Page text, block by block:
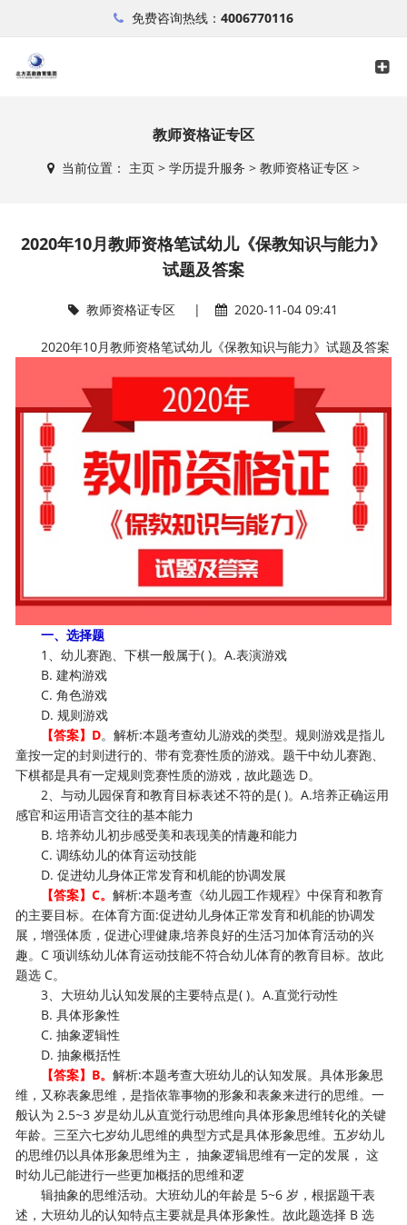
免费咨询热线： 4006770116
教师资格证专区
当前位置： 主页> 学历提升服务 > 教师资格证专区>
2020年10月教师资格笔试幼儿《保教知识与能力》
试题及答案
教师资格证专区 | 2020-11-04 09:41
2020年10月教师资格笔试幼儿《保教知识与能力》试题及答案
一、选择题
1、幼儿赛跑、下棋一般属于( )。A.表演游戏
B. 建构游戏
C. 角色游戏
D. 规则游戏
【答案】D。解析:本题考查幼儿游戏的类型。规则游戏是指儿
童按一定的封则进行的、带有竞赛性质的游戏。题干中幼儿赛跑、
下棋都是具有一定规则竞赛性质的游戏，故此题选 D。
2、与动儿园保育和教育目标表述不符的是( )。A.培养正确运用
感官和运用语言交往的基本能力
B. 培养幼儿初步感受美和表现美的情趣和能力
C. 调练幼儿的体育运动技能
D. 促进幼儿身体正常发育和机能的协调发展
【答案】C。解析:本题考查《幼儿园工作规程》中保育和教育
的主要目标。在体育方面:促进幼儿身体正常发育和机能的协调发
展，增强体质，促进心理健康,培养良好的生活习加体育活动的兴
趣。C 项训练幼儿体育运动技能不符合幼儿体育的教育目标。故此
题选 C。
3、大班幼儿认知发展的主要特点是( )。A.直觉行动性
B. 具体形象性
C. 抽象逻辑性
D. 抽象概括性
【答案】B。解析:本题考查大班幼儿的认知发展。具体形象思
维，又称表象思维，是指依靠事物的形象和表象来进行的思维。一
般认为 2.5~3 岁是幼儿从直觉行动思维向具体形象思维转化的关键
年龄。三至六七岁幼儿思维的典型方式是具体形象思维。五岁幼儿
的思维仍以具体形象思维为主， 抽象逻辑思维有一定的发展， 这
时幼儿已能进行一些更加概括的思维和逻
辑抽象的思维活动。大班幼儿的年龄是 5~6 岁，根据题干表
述，大班幼儿的认知特点主要就是具体形象性。故此题选择 B 选